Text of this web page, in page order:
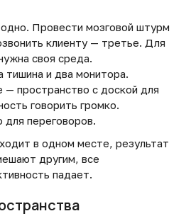
Провести мозговой штурм
клиенту — третье. Для
своя среда.
тишина и два монитора.
— пространство с доской для
говорить громко.
переговоров.
в одном месте, результат
другим, все
падает.